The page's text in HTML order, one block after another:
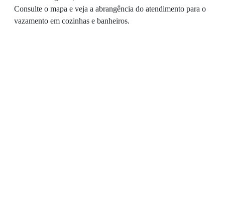
Consulte o mapa e veja a abrangência do atendimento para o
vazamento em cozinhas e banheiros.